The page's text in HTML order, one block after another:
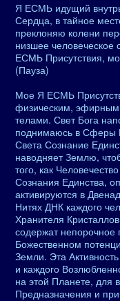
Я ЕСМЬ идущий
Сердца, в тайное
преклоняю колени
низшее человеческое
ЕСМЬ Присутствия,
(Пауза)
Мое Я ЕСМЬ
физическим,
телами. Свет Бога
поднимаюсь в Сферы
Света Сознание
наводняет Землю,
того, как
Сознания Единства,
активируются в
Нитях ДНК каждого
Хранителя
содержат непорочное
Божественном
Земли. Эта
и каждого
на этой Планете, для
Предназначения и